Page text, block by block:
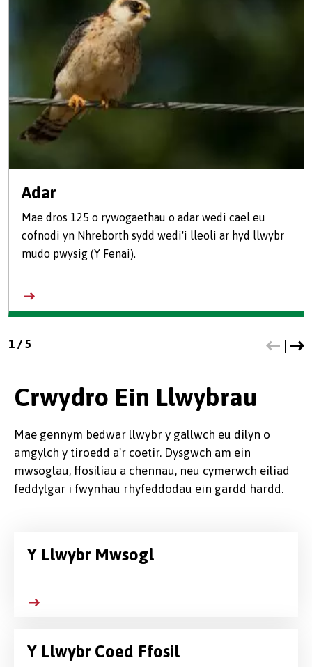
Adar
Mae dros 125 o rywogaethau o adar wedi cael eu
cofnodi yn Nhreborth sydd wedi'i lleoli ar hyd llwybr
mudo pwysig (Y Fenai).
1/ 5
Crwydro Ein Llwybrau
Mae gennym bedwar llwybr y gallwch eu dilyn o
amgylch y tiroedd a'r coetir. Dysgwch am ein
mwsoglau, ffosiliau a chennau, neu cymerwch eiliad
feddylgar i fwynhau rhyfeddodau ein gardd hardd.
Y Llwybr Mwsogl
Y Llwybr Coed Ffosil